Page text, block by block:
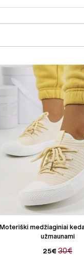
Moteriški medžiaginiai
užmaunami
25€ 30€